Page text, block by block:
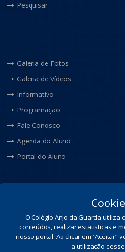
Pesquisar
Galeria de Fotos
Galeria de Vídeos
Informativo
Programação
Fale Conosco
Agenda do Aluno
Portal do Aluno
© Copyright 2026 Colégio Anjo da
O Colégio Anjo da Guarda utiliza
conteúdos, realizar estatísticas e
nosso portal. Ao clicar em “Aceitar”
a utilização